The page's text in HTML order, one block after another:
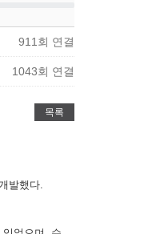
911회 연결
1043회 연결
목록
발했다.